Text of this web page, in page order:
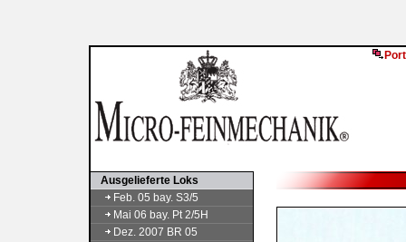
Ausgelieferte Loks
Feb. 05 bay. S3/5
Mai 06 bay. Pt 2/5H
Dez. 2007 BR 05